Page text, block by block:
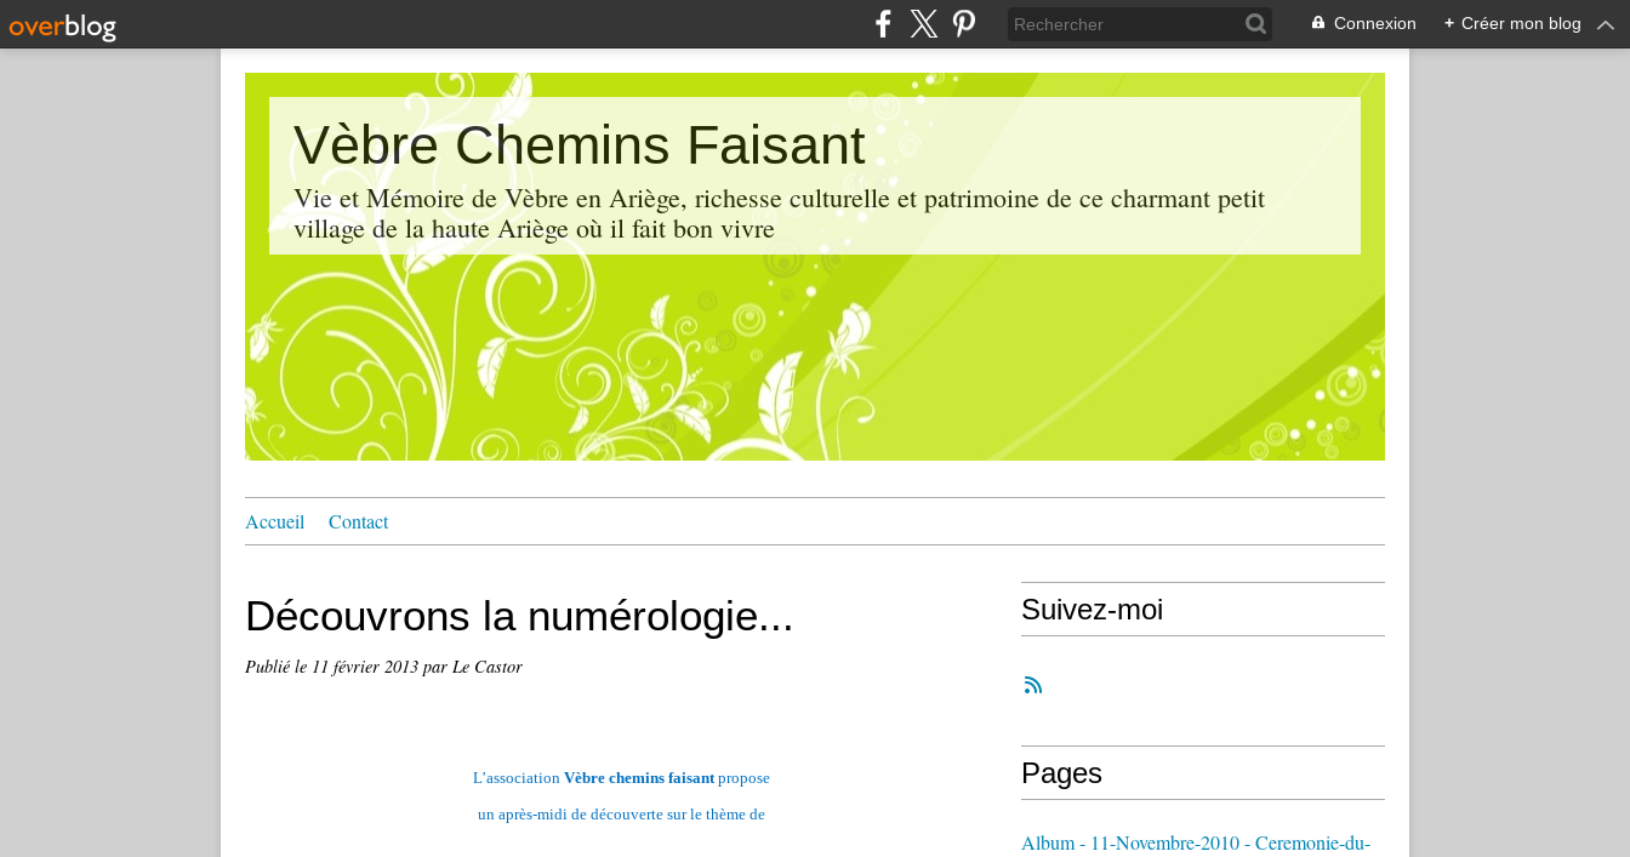
Connexion + Créer mon blog
Vèbre Chemins Faisant
Vie et Mémoire de Vèbre en Ariège, richesse culturelle et patrimoine de ce charmant petit
village de la haute Ariège où il fait bon vivre
Accueil Contact
Découvrons la numérologie...
Publié le 11 février 2013 par Le Castor
L’association Vèbre chemins faisantpropose
un après-midi de découverte sur le thème de
Suivez-moi
Pages
Album - 11-Novembre-2010 - Ceremonie-du-